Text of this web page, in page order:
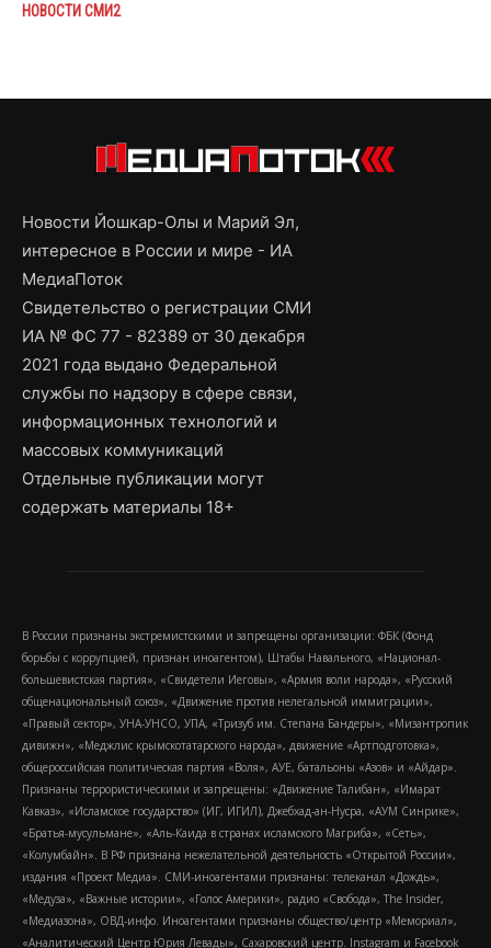
НОВОСТИ СМИ2
Новости Йошкар-Олы и Марий Эл,
интересное в России и мире - ИА
МедиаПоток
Свидетельство о регистрации СМИ
ИА № ФС 77 - 82389 от 30 декабря
2021 года выдано Федеральной
службы по надзору в сфере связи,
информационных технологий и
массовых коммуникаций
Отдельные публикации могут
содержать материалы 18+
В России признаны экстремистскими и запрещены организации: ФБК (Фонд
борьбы с коррупцией, признан иноагентом), Штабы Навального, «Национал-
большевистская партия», «Свидетели Иеговы», «Армия воли народа», «Русский
общенациональный союз», «Движение против нелегальной иммиграции»,
«Правый сектор», УНА-УНСО, УПА, «Тризуб им. Степана Бандеры», «Мизантропик
дивижн», «Меджлис крымскотатарского народа», движение «Артподготовка»,
общероссийская политическая партия «Воля», АУЕ, батальоны «Азов» и «Айдар».
Признаны террористическими и запрещены: «Движение Талибан», «Имарат
Кавказ», «Исламское государство» (ИГ, ИГИЛ), Джебхад-ан-Нусра, «АУМ Синрике»,
«Братья-мусульмане», «Аль-Каида в странах исламского Магриба», «Сеть»,
«Колумбайн». В РФ признана нежелательной деятельность «Открытой России»,
издания «Проект Медиа». СМИ-иноагентами признаны: телеканал «Дождь»,
«Медуза», «Важные истории», «Голос Америки», радио «Свобода», The Insider,
«Медиазона», ОВД-инфо. Иноагентами признаны общество/центр «Мемориал»,
«Аналитический Центр Юрия Левады», Сахаровский центр. Instagram и Facebook